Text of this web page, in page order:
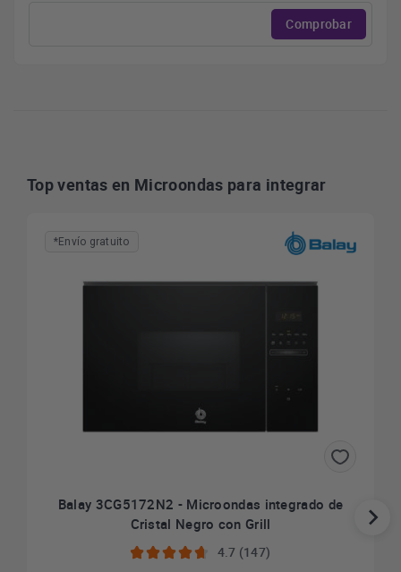
Comprobar
Top ventas en Microondas para integrar
*Envío gratuito
Balay 3CG5172N2 - Microondas integrado de
Cristal Negro con Grill
4.7 (147)